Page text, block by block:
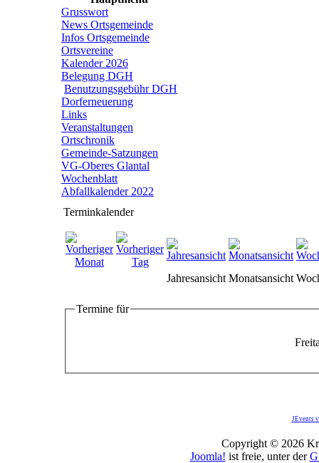
Grusswort
News Ortsgemeinde
Infos Ortsgemeinde
Ortsvereine
Kalender 2026
Belegung DGH
Benutzungsgebühr DGH
Dorferneuerung
Links
Veranstaltungen
Ortschronik
Gemeinde-Satzungen
VG-Oberes Glantal
Wochenblatt
Abfallkalender 2022
Terminkalender
Jahresansicht Monatsansicht
Termine für
JEvents
Copyright © 2026
Joomla! ist freie, unter der